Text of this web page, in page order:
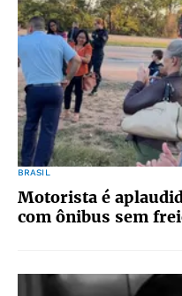
BRASIL
Motorista é
com ônibus sem